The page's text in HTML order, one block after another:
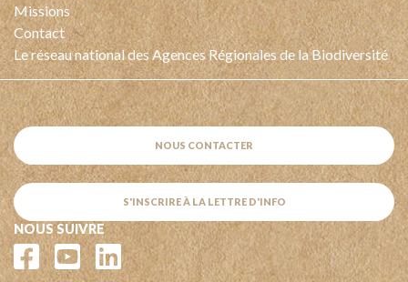
Missions
Contact
Le réseau national des Agences Régionales de la Biodiversité
NOUS CONTACTER
S'INSCRIRE À LA LETTRE D'INFO
NOUS SUIVRE